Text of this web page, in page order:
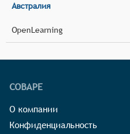
Австралия
OpenLearning
СОВАРЕ
О компании
Конфиденциальность